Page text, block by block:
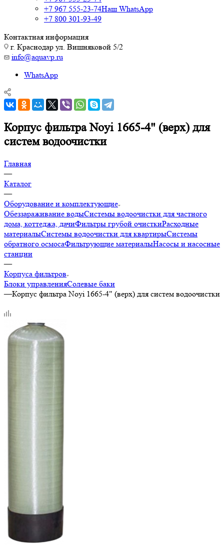
+7 967 555-23-74Наш WhatsApp
+7 800 301-93-49
Контактная информация
г. Краснодар ул. Вишняковой 5/2
info@aquavp.ru
WhatsApp
Корпус фильтра Noyi 1665-4" (верх) для
систем водоочистки
Главная
—
Каталог
—
Оборудование и комплектующие
Обеззараживание водыСистемы водоочистки для частного
дома, коттеджа, дачиФильтры грубой очисткиРасходные
материалыСистемы водоочистки для квартирыСистемы
обратного осмосаФильтрующие материалыНасосы и насосные
станции
—
Корпуса фильтров
Блоки управленияСолевые баки
—Корпус фильтра Noyi 1665-4" (верх) для систем водоочистки